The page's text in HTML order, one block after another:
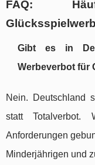
FAQ:
Gibt es in
Werbeverbot für
Nein. Deutschland
statt Totalverbot.
Anforderungen
Minderjährigen und